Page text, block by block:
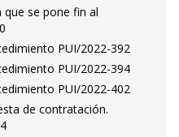
que se pone fin al
PUI/2022-392
PUI/2022-394
PUI/2022-402
de contratación.